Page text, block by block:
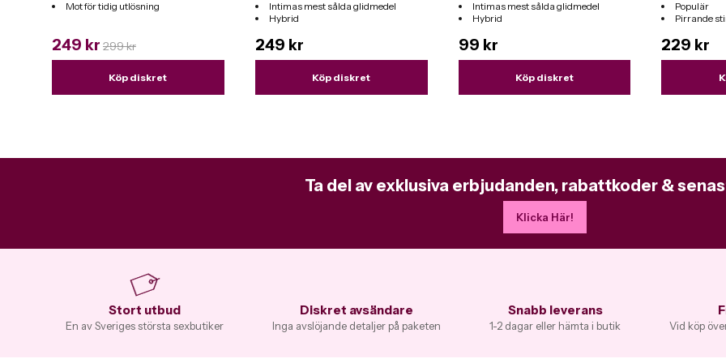
Mot för tidig utlösning
249 kr 299 kr
Köp diskret
Intimas mest sålda glidmedel
Hybrid
249 kr
Köp diskret
Intimas mest sålda glidmedel
Hybrid
99 kr
Köp diskret
Populär
Pirrande
229 kr
Ta del av exklusiva erbjudanden, rabattkoder &
Klicka Här!
Stort utbud
En av Sveriges största sexbutiker
Diskret avsändare
Inga avslöjande detaljer på paketen
Snabb leverans
1-2 dagar eller hämta i butik Vid köp